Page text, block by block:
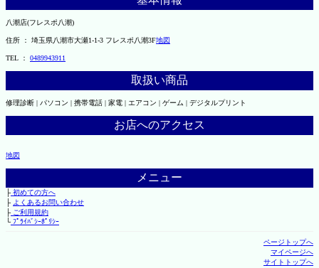
八潮店(フレスポ八潮)
住所 ： 埼玉県八潮市大瀬1-1-3 フレスポ八潮3F地図
TEL ： 0489943911
取扱い商品
修理診断 | パソコン | 携帯電話 | 家電 | エアコン | ゲーム | デジタルプリント
お店へのアクセス
地図
メニュー
├初めての方へ
├ よくあるお問い合わせ
├ご利用規約
└ﾌﾟﾗｲﾊﾞｼｰﾎﾟﾘｼｰ
ページトップへ
マイページへ
サイトトップへ